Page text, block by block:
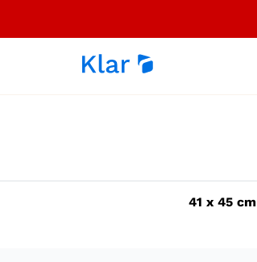
41 x45 cm